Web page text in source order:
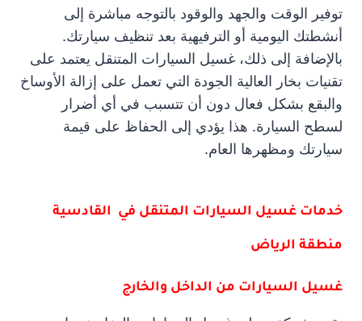
توفير الوقت والجهد والوقود بالتوجه مباشرة إلى
أنشطتك اليومية أو الترفيهية بعد تنظيف سيارتك.
بالإضافة إلى ذلك، غسيل السيارات المتنقل يعتمد على
تقنيات بخار العالية الجودة التي تعمل على إزالة الأوساخ
والبقع بشكل فعال دون أن تتسبب في أي أضرار
لسطح السيارة. هذا يؤدي إلى الحفاظ على قيمة
سيارتك ومظهرها العام.
خدمات غسيل السيارات المتنقل في القادسية
منطقة الرياض
غسيل السيارات من الداخل والخارج